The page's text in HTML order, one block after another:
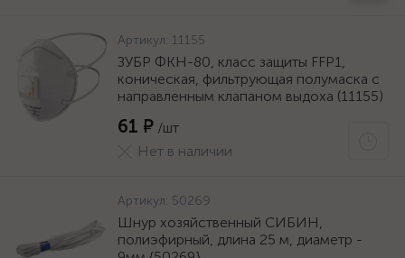
Артикул: 11155
ЗУБР ФКН-80, класс защиты FFP1,
коническая, фильтрующая полумаска с
направленным клапаном выдоха (11155)
61 ₽ /шт
Нет в наличии
Артикул: 50269
Шнур хозяйственный СИБИН,
полиэфирный, длина 25 м, диаметр -